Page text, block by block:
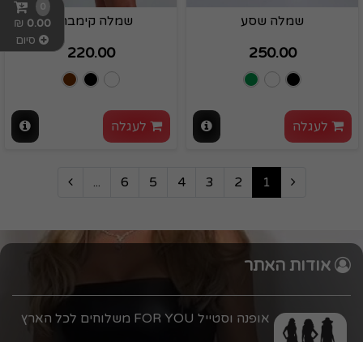
שמלה שסע
250.00
לעגלה
שמלה קימברלי
220.00
לעגלה
1
2
3
4
5
6
...
אודות האתר
אופנה וסטייל FOR YOU משלוחים לכל הארץ
0
0.00
₪
סיום